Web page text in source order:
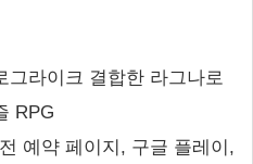
라이크 결합한 라그나로
RPG
예약 페이지, 구글 플레이,